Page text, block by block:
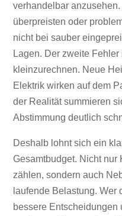
verhandelbar
überpreisten oder
nicht bei sauber
Lagen. Der zweite
kleinzurechnen. Neue
Elektrik wirken auf dem
der Realität summieren
Abstimmung deutlich
Deshalb lohnt sich ein
Gesamtbudget. Nicht nur
zählen, sondern auch
laufende Belastung. Wer
bessere Entscheidungen